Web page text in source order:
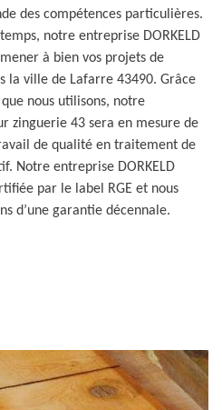
des compétences particulières.
notre entreprise DORKELD
à bien vos projets de
la ville de Lafarre 43490. Grâce
nous utilisons, notre
zinguerie 43 sera en mesure de
de qualité en traitement de
Notre entreprise DORKELD
par le label RGE et nous
d’une garantie décennale.